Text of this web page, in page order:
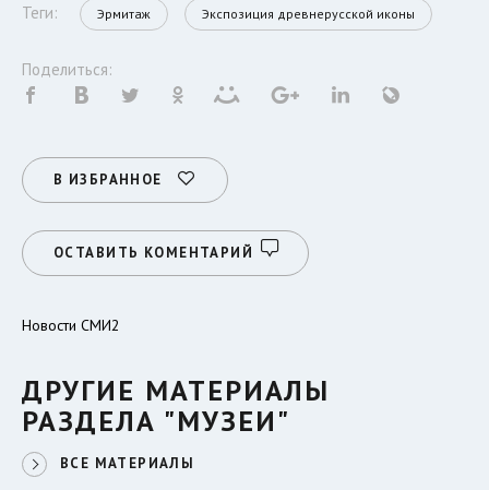
Теги: Эрмитаж Экспозиция древнерусской иконы
Поделиться:
В ИЗБРАННОЕ
ОСТАВИТЬ КОМЕНТАРИЙ
Новости СМИ2
ДРУГИЕ МАТЕРИАЛЫ
РАЗДЕЛА "МУЗЕИ"
ВСЕ МАТЕРИАЛЫ